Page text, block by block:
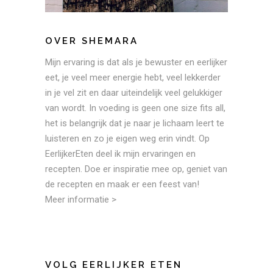
OVER SHEMARA
Mijn ervaring is dat als je bewuster en eerlijker
eet, je veel meer energie hebt, veel lekkerder
in je vel zit en daar uiteindelijk veel gelukkiger
van wordt. In voeding is geen one size fits all,
het is belangrijk dat je naar je lichaam leert te
luisteren en zo je eigen weg erin vindt. Op
EerlijkerEten deel ik mijn ervaringen en
recepten. Doe er inspiratie mee op, geniet van
de recepten en maak er een feest van!
Meer informatie >
VOLG EERLIJKER ETEN